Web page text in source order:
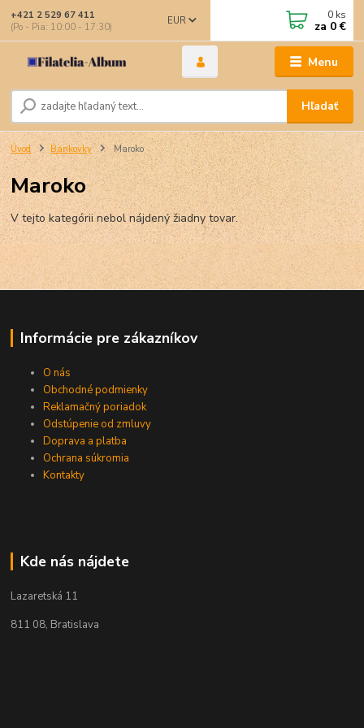
Menu
EUR
Hľadať
+421 2 529 67 411
(Po - Pia: 10:00 - 17:30)
0 ks
za 0 €
Úvod Bankovky Maroko
Maroko
V tejto kategórii nebol nájdený žiadny tovar.
Informácie pre zákazníkov
O nás
Obchodné podmienky
Reklamačný poriadok
Odstúpenie od zmluvy
Doprava a platba
Ochrana súkromia
Kontakty
Kde nás nájdete
Lazaretská 11
811 08, Bratislava